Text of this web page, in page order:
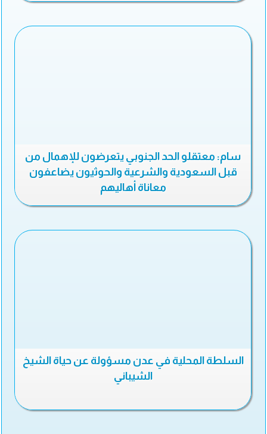
سام: معتقلو الحد الجنوبي يتعرضون للإهمال من
قبل السعودية والشرعية والحوثيون يضاعفون
معاناة أهاليهم
السلطة المحلية في عدن مسؤولة عن حياة الشيخ
الشيباني